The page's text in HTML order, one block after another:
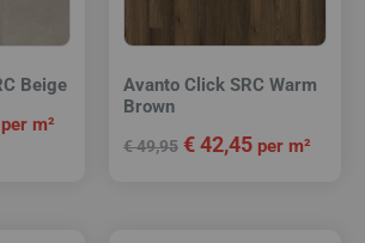
Beige
per m²
Avanto Click SRC Warm
Brown
€49,95 €42,45 per m²